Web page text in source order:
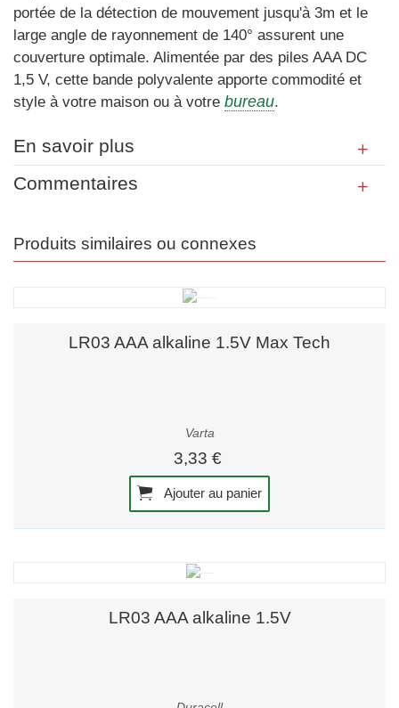
portée de la détection de mouvement jusqu'à 3m et le
large angle de rayonnement de 140° assurent une
couverture optimale. Alimentée par des piles AAA DC
1,5 V, cette bande polyvalente apporte commodité et
style à votre maison ou à votre bureau.
En savoir plus
Commentaires
Produits similaires ou connexes
LR03 AAA alkaline 1.5V Max Tech
Varta
3,33 €
Ajouter au panier
LR03 AAA alkaline 1.5V